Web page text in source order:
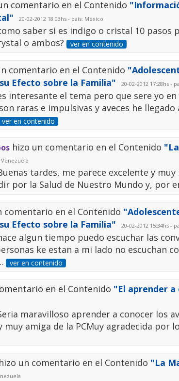
comentario en el Contenido
20-02-2012 18:03hs - país: Mexico
saber si es indigo o cristal 10 pasos
o ambos? ver en contenido
comentario en el Contenido
Efecto sobre la Familia"
20-02-2012 17:28hs -
interesante el tema pero que sere yo
raras e impulsivas y aveces he
ver en contenido
hizo un comentario en el Contenido
Venezuela
tardes, me parece excelente y
por la Salud de Nuestro Mundo y, por
comentario en el Contenido
Efecto sobre la Familia"
20-02-2012 15:34hs -
algun tiempo puedo escuchar las
ke estan a mi lado no escuchan
ver en contenido
en el Contenido "El aprender
maravilloso aprender a conocer los
muy amiga de la PCMuy agradecida por
hizo un comentario en el Contenido "La